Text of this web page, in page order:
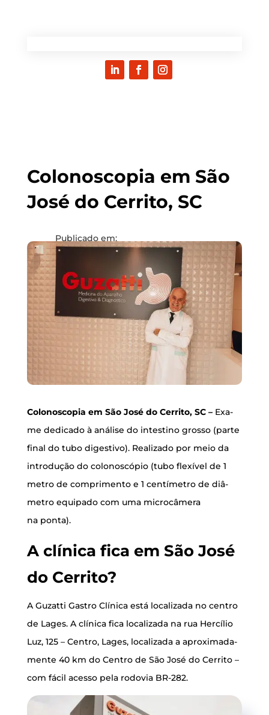
Colo­nos­co­pia em São
José do Cer­ri­to, SC
Publicado em:
Categoria:
Cidades
Comentários: 0
Colo­nos­co­pia em São José do Cer­ri­to, SC –Exa­
me dedi­ca­do à aná­li­se do intes­ti­no gros­so (par­te
final do tubo diges­ti­vo). Rea­li­za­do por meio da
intro­du­ção do colo­nos­có­pio (tubo fle­xí­vel de 1
metro de com­pri­men­to e 1 cen­tí­me­tro de diâ­
me­tro equi­pa­do com uma micro­câ­me­ra
na ponta).
A clí­ni­ca fica em São José
do Cerrito?
A Guzat­ti Gas­tro Clí­ni­ca está loca­li­za­da no cen­tro
de Lages. A clí­ni­ca fica loca­li­za­da na rua Her­cí­lio
Luz, 125 – Cen­tro, Lages, loca­li­za­da a apro­xi­ma­da­
men­te 40 km do Cen­tro de São José do Cer­ri­to –
com fácil aces­so pela rodo­via BR-282.